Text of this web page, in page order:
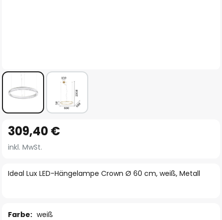
Anfang
der
springen
Ideal Lux LED-Hängelampe Crown Ø 60 cm, weiß, Metall
309,40 €
inkl. MwSt.
Farbe: weiß